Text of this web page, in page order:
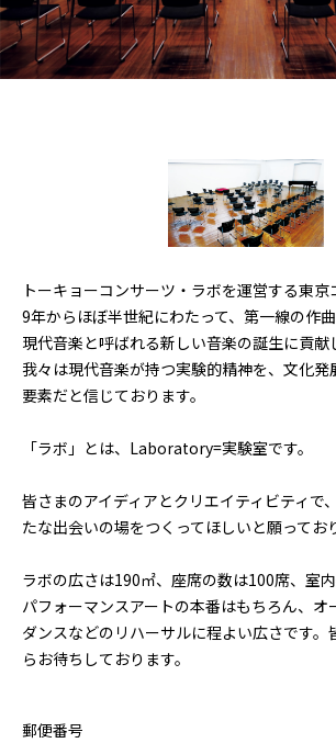
トーキョーコンサーツ・ラボを運営する東
9年からほぼ半世紀にわたって、第一線の作
現代音楽と呼ばれる新しい音楽の誕生に貢献
我々は現代音楽が持つ実験的精神を、文化発
要素だと信じております。
「ラボ」とは、Laboratory=実験室です。
皆さまのアイディアとクリエイティビティで
たな出会いの場をつくってほしいと願ってお
ラボの広さは190㎡、座席の数は100席、室
パフォーマンスアートの本番はもちろん、オ
ダンスなどのリハーサルに程よい広さです。
らお待ちしております。
郵便番号